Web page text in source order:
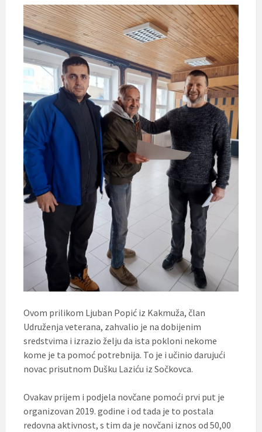
Ovom prilikom Ljuban Popić iz Kakmuža, član
Udruženja veterana, zahvalio je na dobijenim
sredstvima i izrazio želju da ista pokloni nekome
kome je ta pomoć potrebnija. To je i učinio darujući
novac prisutnom Dušku Laziću iz Sočkovca.
Ovakav prijem i podjela novčane pomoći prvi put je
organizovan 2019. godine i od tada je to postala
redovna aktivnost, s tim da je novčani iznos od 50,00